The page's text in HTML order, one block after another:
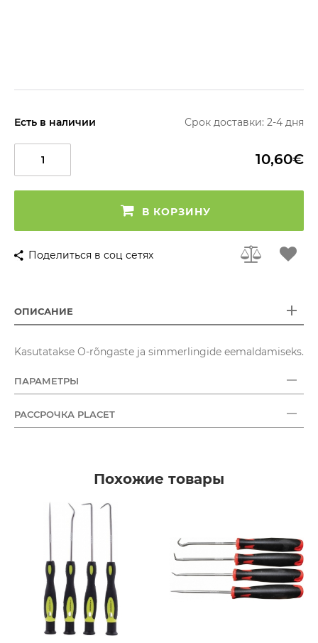
Есть в наличии Срок доставки: 2-4 дня
10,60€
В КОРЗИНУ
Поделиться в соц сетях
ОПИСАНИЕ
Kasutatakse O-rõngaste ja simmerlingide eemaldamiseks.
ПАРАМЕТРЫ
РАССРОЧКА PLACET
Похожие товары